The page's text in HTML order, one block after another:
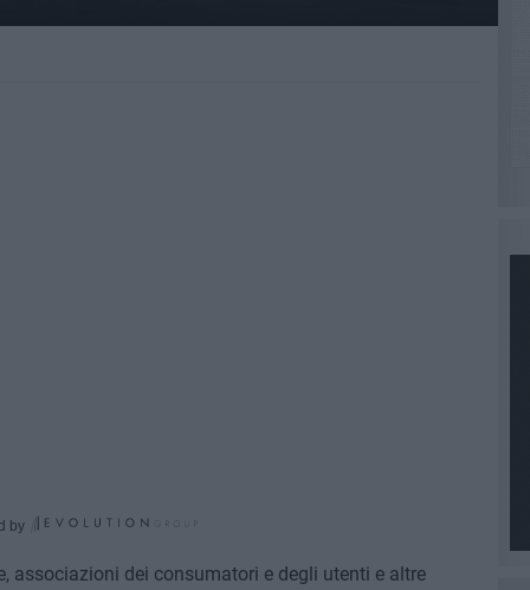
by
associazioni dei consumatori e degli utenti e altre